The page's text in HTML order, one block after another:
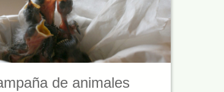
de animales